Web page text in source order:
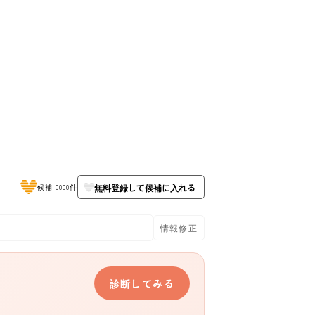
候補 0000件 無料登録して候補に入れる
情報修正
診断してみる